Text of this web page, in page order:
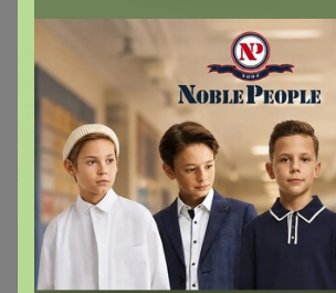
Эмилия!
СП47 Трендовая Женская и
Мужская одежда
Мужская футболка T-SWEATER
Эмилия!